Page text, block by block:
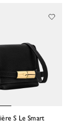
S Le Smart